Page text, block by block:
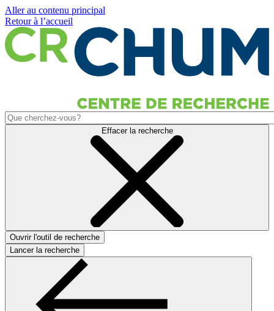
Aller au contenu principal
Retour à l’accueil
Effacer la recherche
Ouvrir l'outil de recherche
Lancer la recherche